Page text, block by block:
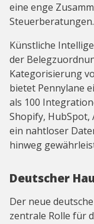
eine enge
Steuerberatungen.
Künstliche
der
Kategorisierung
bietet Pennylane
als 100
Shopify, HubSpot,
ein nahtloser
hinweg
Deutscher
Der neue
zentrale Rolle für